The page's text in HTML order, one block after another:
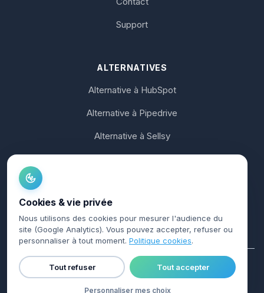
Support
ALTERNATIVES
Alternative à HubSpot
Alternative à Pipedrive
Alternative à Sellsy
Alternative à Koban
© 2026 Charik. Tous droits réservés.
Confidentialité·CGU·Cookies·Mentions légales
Cookies & vie privée
Nous utilisons des cookies pour mesurer l'audience du
site (Google Analytics). Vous pouvez accepter, refuser ou
personnaliser à tout moment. Politique cookies.
Tout refuser Tout accepter
Personnaliser mes choix